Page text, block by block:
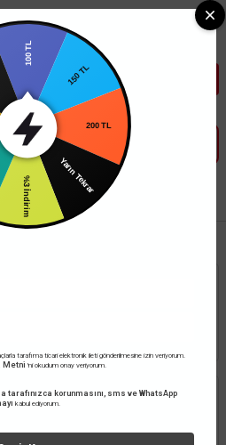
Farksız 3-5 Taksit Fırsatı Mailorder ile
100 TL
150 TL
200 TL
Yarın Tekrar
%3 İndirim
tarafıma ticari elektronik ileti gönderilmesine izin veriyorum.
Metni 'ni okudum onay veriyorum.
tarafınızca korunmasını, sms ve WhatsApp
kabul ediyorum.